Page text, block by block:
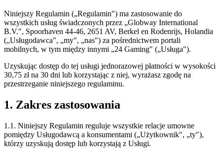
Niniejszy Regulamin („Regulamin") ma zastosowanie do
wszystkich usług świadczonych przez „Globway International
B.V.", Spoorhaven 44-46, 2651 AV, Berkel en Rodenrijs, Holandia
(„Usługodawca", „my", „nas") za pośrednictwem portali
mobilnych, w tym między innymi „24 Gaming" („Usługa").
Uzyskując dostęp do tej usługi jednorazowej płatności w wysokości
30,75 zł na 30 dni lub korzystając z niej, wyrażasz zgodę na
przestrzeganie niniejszego regulaminu.
1. Zakres zastosowania
1.1. Niniejszy Regulamin reguluje wszystkie relacje umowne
pomiędzy Usługodawcą a konsumentami („Użytkownik", „ty"),
którzy uzyskują dostęp lub korzystają z Usługi.